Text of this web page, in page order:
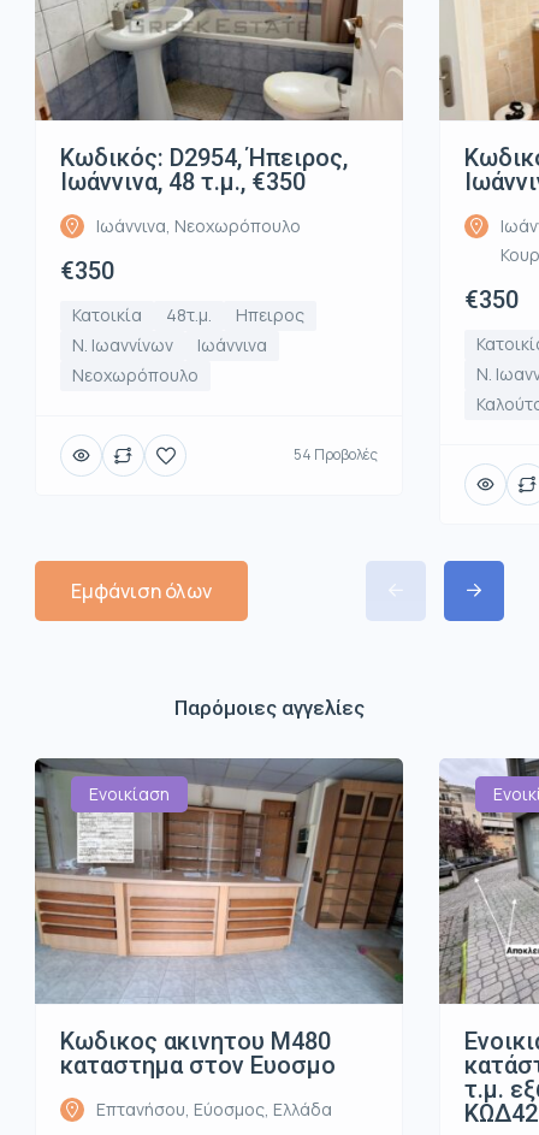
Κωδικός: D2954, Ήπειρος,
Ιωάννινα, 48 τ.μ., €350
Ιωάννινα, Νεοχωρόπουλο
€350
Κατοικία 48τ.μ.
Ηπειρος
Ν. Ιωαννίνων
Ιωάννινα
Νεοχωρόπουλο
54 Προβολές
€350
Ν.
Εμφάνιση όλων
Παρόμοιες αγγελίες
Ενοικίαση
Κωδικος ακινητου Μ480
καταστημα στον Ευοσμο
Επτανήσου, Εύοσμος, Ελλάδα
τ.μ.